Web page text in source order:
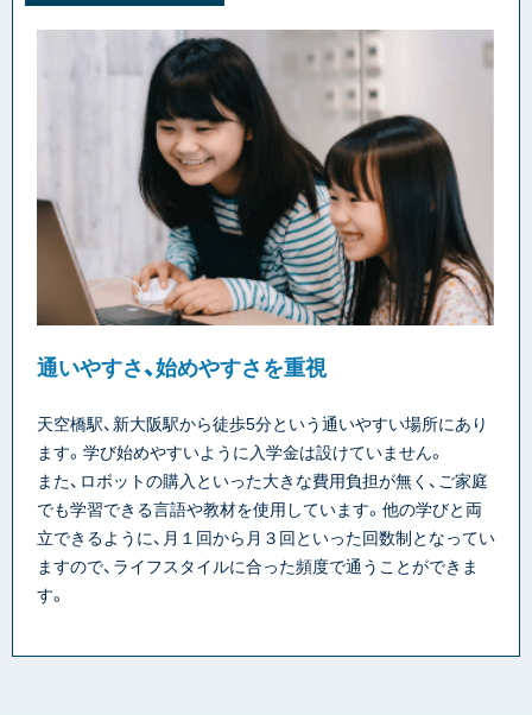
通いやすさ、始めやすさを重視
天空橋駅、新大阪駅から徒歩5分という通いやすい場所にあり
ます。学び始めやすいように入学金は設けていません。
また、ロボットの購入といった大きな費用負担が無く、ご家庭
でも学習できる言語や教材を使用しています。他の学びと両
立できるように、月１回から月３回といった回数制となってい
ますので、ライフスタイルに合った頻度で通うことができま
す。